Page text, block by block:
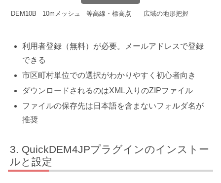
DEM10B 10mメッシュ 等高線・標高点 広域の地形把握
利用者登録（無料）が必要。メールアドレスで登録
できる
市区町村単位での選択がわかりやすく初心者向き
ダウンロードされるのはXML入りのZIPファイル
ファイルの保存先は日本語を含まないフォルダ名が
推奨
QuickDEM4JPプラグインのインストー
ルと設定